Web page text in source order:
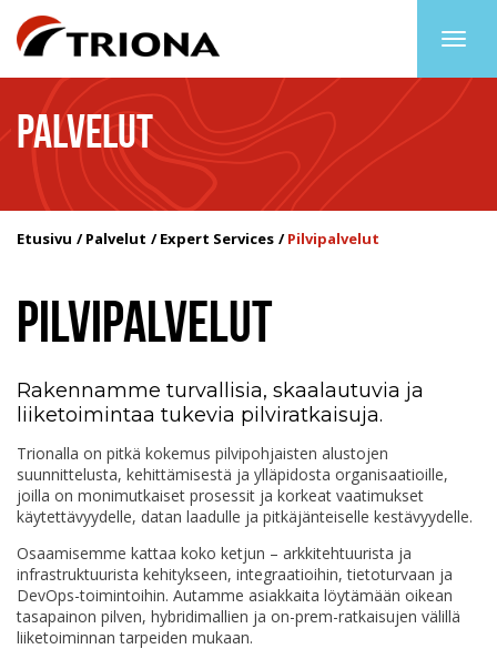
PALVELUT
Etusivu Palvelut Expert Services Pilvipalvelut
PILVIPALVELUT
Rakennamme turvallisia, skaalautuvia ja
liiketoimintaa tukevia pilviratkaisuja.
Trionalla on pitkä kokemus pilvipohjaisten alustojen
suunnittelusta, kehittämisestä ja ylläpidosta organisaatioille,
joilla on monimutkaiset prosessit ja korkeat vaatimukset
käytettävyydelle, datan laadulle ja pitkäjänteiselle kestävyydelle.
Osaamisemme kattaa koko ketjun – arkkitehtuurista ja
infrastruktuurista kehitykseen, integraatioihin, tietoturvaan ja
DevOps-toimintoihin. Autamme asiakkaita löytämään oikean
tasapainon pilven, hybridimallien ja on-prem-ratkaisujen välillä
liiketoiminnan tarpeiden mukaan.